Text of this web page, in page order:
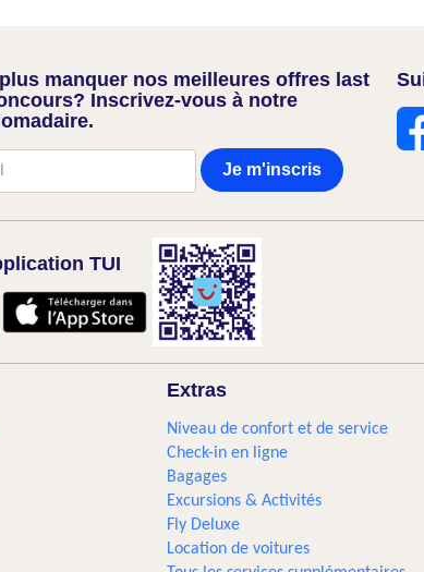
manquer nos meilleures offres last
Inscrivez-vous à notre
Je m'inscris
TUI
Extras
Niveau de confort et de service
Check-in en ligne
Bagages
Excursions & Activités
Fly Deluxe
Location de voitures